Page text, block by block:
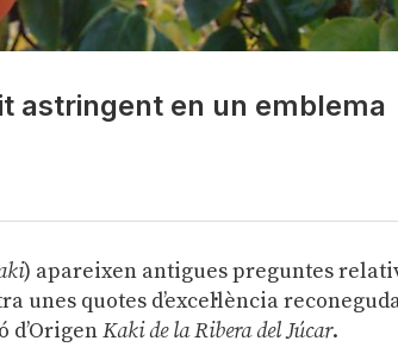
astringent en un emblema
) apareixen antigues preguntes
unes quotes d’excel·lència
d’OrigenKaki de la Ribera del Júcar.